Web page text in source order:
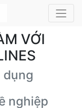
VỚI
dụng
nghiệp